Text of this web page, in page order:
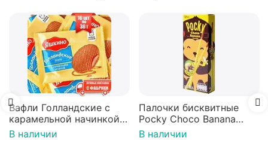
Вафли Голландские с
карамельной начинкой
16 шт по 36 г ТМ Яшкино
В наличии
Палочки бисквитные
Pocky Choco Banana
25гр
В наличии